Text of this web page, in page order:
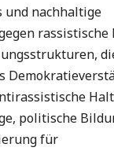
und nachhaltige
rassistische
politische
für